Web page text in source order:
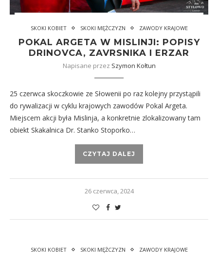
SKOKI KOBIET SKOKI MĘŻCZYZN ZAWODY KRAJOWE
POKAL ARGETA W MISLINJI: POPISY
DRINOVCA, ZAVRSNIKA I ERZAR
Napisane przez Szymon Kołtun
25 czerwca skoczkowie ze Słowenii po raz kolejny przystąpili
do rywalizacji w cyklu krajowych zawodów Pokal Argeta.
Miejscem akcji była Mislinja, a konkretnie zlokalizowany tam
obiekt Skakalnica Dr. Stanko Stoporko…
CZYTAJ DALEJ
26 czerwca, 2024
SKOKI KOBIET SKOKI MĘŻCZYZN ZAWODY KRAJOWE